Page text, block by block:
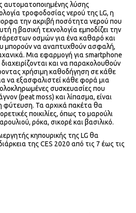
αυτοματοποιημένης λύσης
τροφοδοσίας νερού της LG, η
την ακριβή ποσότητα νερού που
η βασική τεχνολογία εμποδίζει την
οσμών για ένα καθαρό και
μπορούν να αναπτυχθούν ασφαλή,
Μια εφαρμογή για smartphone
και να παρακολουθούν
χρήσιμη καθοδήγηση σε κάθε
να εξασφαλιστεί κάθε φορά μια
συσκευασίες που
(peat moss) και λίπασμα, είναι
φύτευση. Τα αρχικά πακέτα θα
ποικιλίες, όπως το μαρούλι
ρόκα, σικορέ και βασιλικό.
κηπουρικής της LG θα
της CES 2020 από τις 7 έως τις